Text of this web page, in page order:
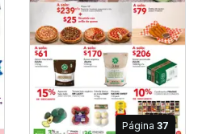
Página 37